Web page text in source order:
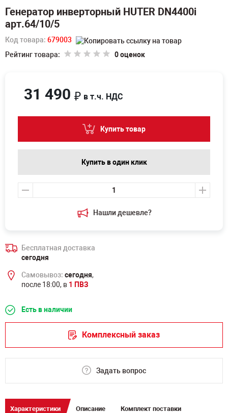
Генератор инверторный HUTER DN4400i
арт.64/10/5
Код товара: 679003
Рейтинг товара:
0 оценок
Нашли дешевле?
31 490 ₽ в т.ч. НДС
Купить товар
Купить в один клик
Бесплатная доставка
сегодня
Самовывоз: сегодня,
после 18:00, в 1 ПВЗ
Есть в наличии
Комплексный заказ
Задать вопрос
Характеристики Описание Комплект поставки